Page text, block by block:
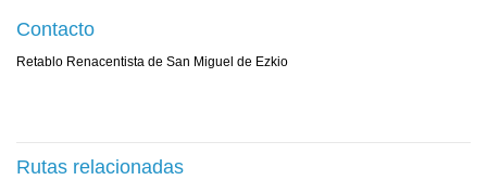
Contacto
Retablo Renacentista de San Miguel de Ezkio
Rutas relacionadas